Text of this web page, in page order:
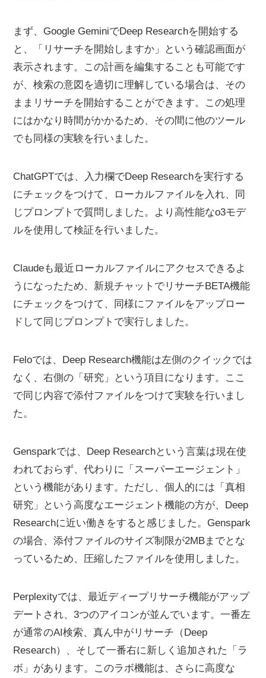
まず、Google GeminiでDeep Researchを開始する
と、「リサーチを開始しますか」という確認画面が
表示されます。この計画を編集することも可能です
が、検索の意図を適切に理解している場合は、その
ままリサーチを開始することができます。この処理
にはかなり時間がかかるため、その間に他のツール
でも同様の実験を行いました。
ChatGPTでは、入力欄でDeep Researchを実行する
にチェックをつけて、ローカルファイルを入れ、同
じプロンプトで質問しました。より高性能なo3モデ
ルを使用して検証を行いました。
Claudeも最近ローカルファイルにアクセスできるよ
うになったため、新規チャットでリサーチBETA機能
にチェックをつけて、同様にファイルをアップロー
ドして同じプロンプトで実行しました。
Feloでは、Deep Research機能は左側のクイックでは
なく、右側の「研究」という項目になります。ここ
で同じ内容で添付ファイルをつけて実験を行いまし
た。
Gensparkでは、Deep Researchという言葉は現在使
われておらず、代わりに「スーパーエージェント」
という機能があります。ただし、個人的には「真相
研究」という高度なエージェント機能の方が、Deep
Researchに近い働きをすると感じました。Genspark
の場合、添付ファイルのサイズ制限が2MBまでとな
っているため、圧縮したファイルを使用しました。
Perplexityでは、最近ディープリサーチ機能がアップ
デートされ、3つのアイコンが並んでいます。一番左
が通常のAI検索、真ん中がリサーチ（Deep
Research）、そして一番右に新しく追加された「ラ
ボ」があります。このラボ機能は、さらに高度な